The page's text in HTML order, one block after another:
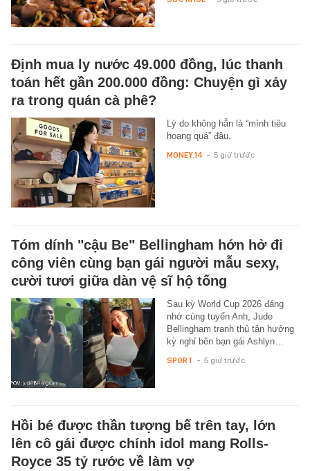
Định mua ly nước 49.000 đồng, lúc thanh
toán hết gần 200.000 đồng: Chuyện gì xảy
ra trong quán cà phê?
Lý do không hẳn là “mình tiêu
hoang quá” đâu.
MONEY.14 - 5 giờ trước
Tóm dính "cậu Be" Bellingham hớn hở đi
công viên cùng bạn gái người mẫu sexy,
cười tươi giữa dàn vệ sĩ hộ tống
Sau kỳ World Cup 2026 đáng
nhớ cùng tuyển Anh, Jude
Bellingham tranh thủ tận hưởng
kỳ nghỉ bên bạn gái Ashlyn…
SPORT - 5 giờ trước
Hồi bé được thần tượng bế trên tay, lớn
lên cô gái được chính idol mang Rolls-
Royce 35 tỷ rước về làm vợ